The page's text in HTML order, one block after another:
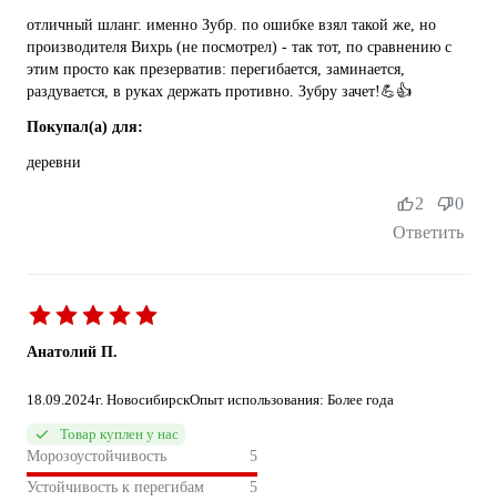
отличный шланг. именно Зубр. по ошибке взял такой же, но
производителя Вихрь (не посмотрел) - так тот, по сравнению с
этим просто как презерватив: перегибается, заминается,
раздувается, в руках держать противно. Зубру зачет!💪👍
Покупал(а) для:
деревни
Ответить
2 0
Анатолий П.
18.09.2024г. НовосибирскОпыт использования: Более года
Товар куплен у нас
Морозоустойчивость
5
Устойчивость к перегибам
5